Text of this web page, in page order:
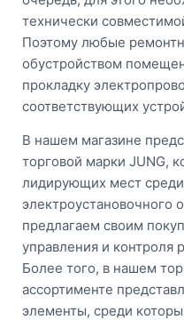
технически
Поэтому любые
обустройством
прокладку
соответствующих
В нашем магазине
торговой марки JUNG,
лидирующих мест
электроустановочного
предлагаем своим
управления и контроля
Более того, в нашем
ассортименте
элементы, среди